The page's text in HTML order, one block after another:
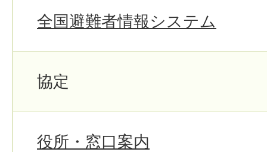
全国避難者情報システム
協定
役所・窓口案内